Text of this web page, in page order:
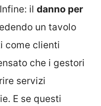
il danno per
un tavolo
come clienti
che i gestori
servizi
E se questi